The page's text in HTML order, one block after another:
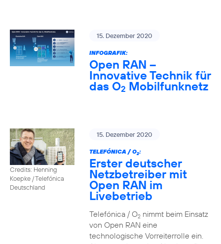
15. Dezember 2020
INFOGRAFIK:
Open RAN –
Innovative Technik für
das O2 Mobilfunknetz
Credits: Henning
Koepke / Telefónica
Deutschland
15. Dezember 2020
TELEFÓNICA / O2:
Erster deutscher
Netzbetreiber mit
Open RAN im
Livebetrieb
Telefónica / O2nimmt beim Einsatz
von Open RAN eine
technologische Vorreiterrolle ein.